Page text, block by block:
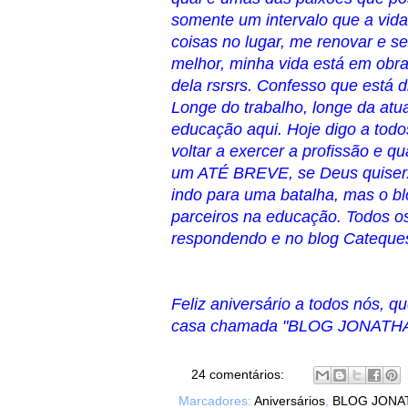
somente um intervalo que a
coisas no lugar, me renovar e
melhor, minha vida está em
dela rsrsrs. Confesso que está
Longe do trabalho, longe da
educação aqui. Hoje digo a
voltar a exercer a profissão e
um ATÉ BREVE, se Deus
indo para uma batalha, mas o
parceiros na educação. Todos
respondendo e no blog
Feliz aniversário a todos nós,
casa chamada "BLOG
24 comentários:
Marcadores: Aniversários, BLOG